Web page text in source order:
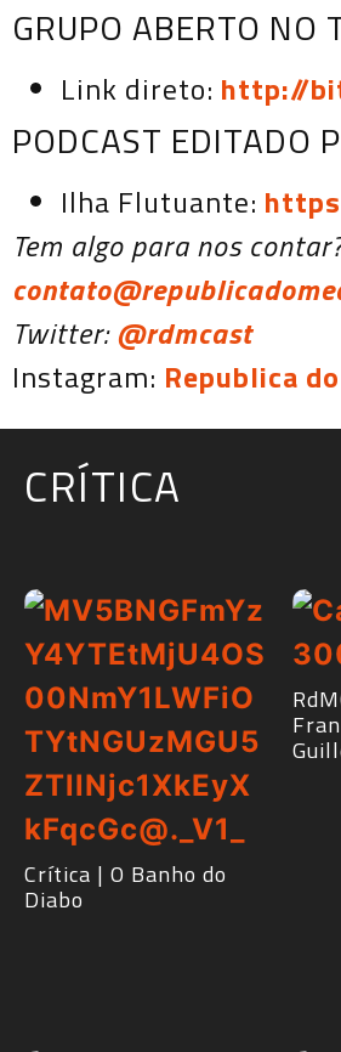
GRUPO ABERTO NO
Link direto: http://
PODCAST EDITADO
Ilha Flutuante:
Tem algo para nos
Twitter:@rdmcast
Instagram: Republica
CRÍTICA
Crítica | O Banho do
Diabo